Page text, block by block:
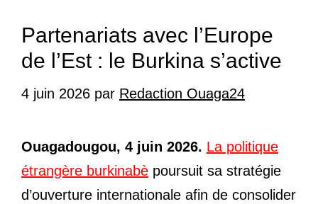
Partenariats avec l’Europe
de l’Est : le Burkina s’active
4 juin 2026 par Redaction Ouaga24
Ouagadougou, 4 juin 2026. La politique
étrangère burkinabè poursuit sa stratégie
d’ouverture internationale afin de consolider